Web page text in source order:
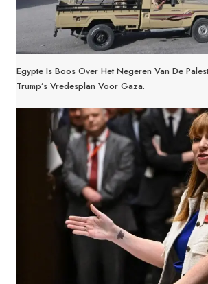
Egypte Is Boos Over Het Negeren Van De
Trump’s Vredesplan Voor Gaza.